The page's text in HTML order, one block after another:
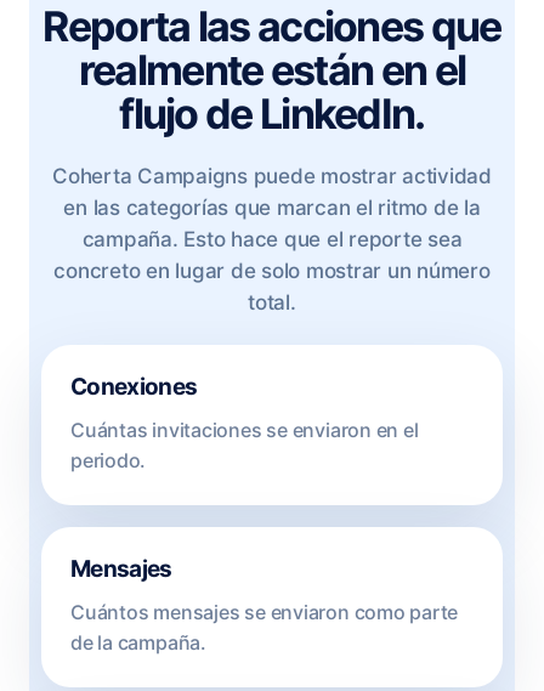
Reporta las acciones que
realmente están en el
flujo de LinkedIn.
Coherta Campaigns puede mostrar actividad
en las categorías que marcan el ritmo de la
campaña. Esto hace que el reporte sea
concreto en lugar de solo mostrar un número
total.
Conexiones
Cuántas invitaciones se enviaron en el
periodo.
Mensajes
Cuántos mensajes se enviaron como parte
de la campaña.